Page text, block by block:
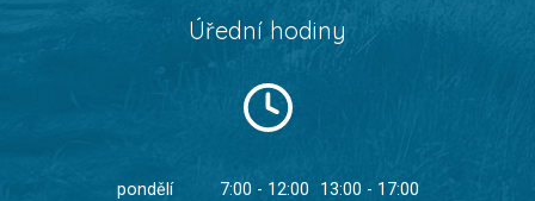
Úřední hodiny
pondělí 7:00 - 12:00
13:00 - 17:00